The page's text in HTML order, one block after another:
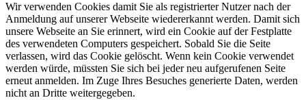
Wir verwenden Cookies damit Sie als registrierter Nutzer nach der
Anmeldung auf unserer Webseite wiedererkannt werden. Damit sich
unsere Webseite an Sie erinnert, wird ein Cookie auf der Festplatte
des verwendeten Computers gespeichert. Sobald Sie die Seite
verlassen, wird das Cookie gelöscht. Wenn kein Cookie verwendet
werden würde, müssten Sie sich bei jeder neu aufgerufenen Seite
erneut anmelden. Im Zuge Ihres Besuches generierte Daten, werden
nicht an Dritte weitergegeben.